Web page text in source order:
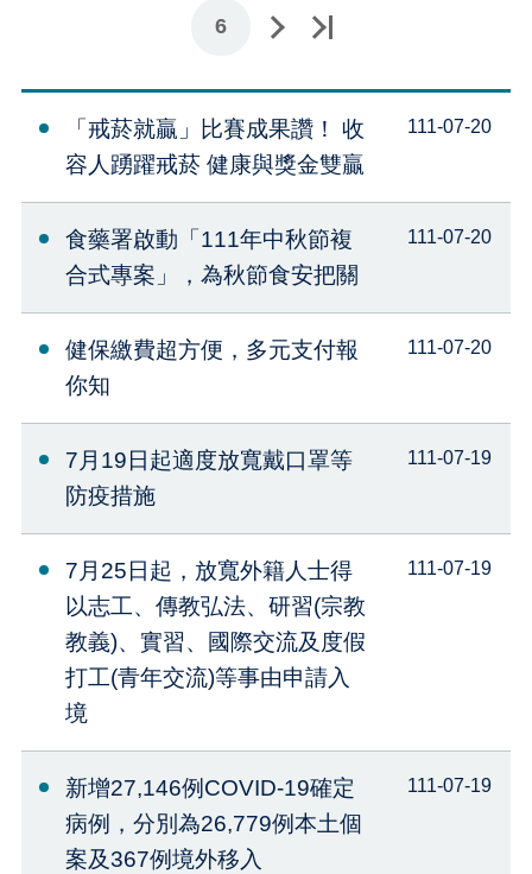
6
「戒菸就贏」比賽成果讚！ 收
容人踴躍戒菸 健康與獎金雙贏
111-07-20
食藥署啟動「111年中秋節複
合式專案」，為秋節食安把關
111-07-20
健保繳費超方便，多元支付報
你知
111-07-20
7月19日起適度放寬戴口罩等
防疫措施
111-07-19
7月25日起，放寬外籍人士得
以志工、傳教弘法、研習(宗教
教義)、實習、國際交流及度假
打工(青年交流)等事由申請入
境
111-07-19
新增27,146例COVID-19確定
病例，分別為26,779例本土個
案及367例境外移入
111-07-19